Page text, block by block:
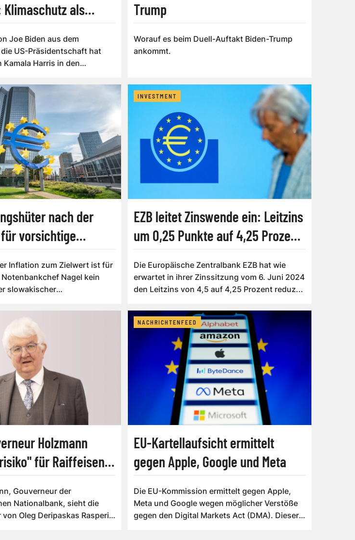
als
Joe Biden aus dem
US-Präsidentschaft hat
Harris in den
Trump
Worauf es beim Duell-Auftakt Biden-Trump
ankommt.
nach der
vorsichtige
Inflation zum Zielwert ist für
Nagel kein
slowakischer
INVESTMENT
EZB leitet Zinswende ein: Leitzins
um 0,25 Punkte auf 4,25 Prozent
Die Europäische Zentralbank EZB hat wie
erwartet in ihrer Zinssitzung vom 6. Juni 2024
den Leitzins von 4,5 auf 4,25 Prozent reduz...
Holzmann
für Raiffeisens
Gouverneur der
Nationalbank, sieht die
Oleg Deripaskas Rasperia
NACHRICHTENFEED
EU-Kartellaufsicht ermittelt
gegen Apple, Google und Meta
Die EU-Kommission ermittelt gegen Apple,
Meta und Google wegen möglicher Verstöße
gegen den Digital Markets Act (DMA). Dieser